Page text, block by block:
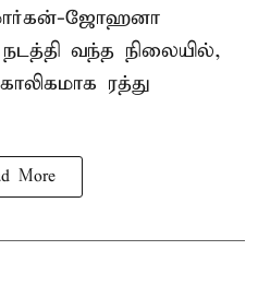
ஜோஹனா
வந்த நிலையில்,
ரத்து
More